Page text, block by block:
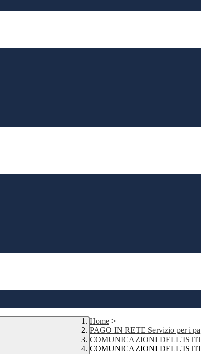
Home >
PAGO IN RETE Servizio per i
COMUNICAZIONI
COMUNICAZIONI